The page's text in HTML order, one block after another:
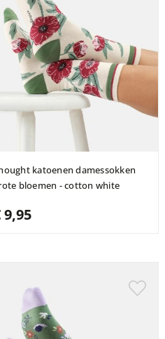
katoenen damessokken
bloemen - cotton white
9,95